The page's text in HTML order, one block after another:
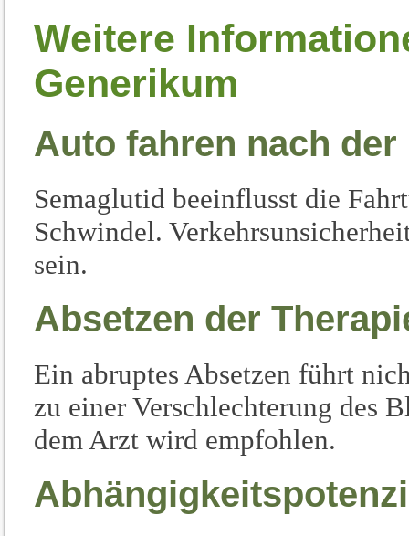
Weitere
Generikum
Auto fahren nach
Semaglutid beeinflusst die
Schwindel.
sein.
Absetzen der
Ein abruptes Absetzen führt
zu einer Verschlechterung des
dem Arzt wird empfohlen.